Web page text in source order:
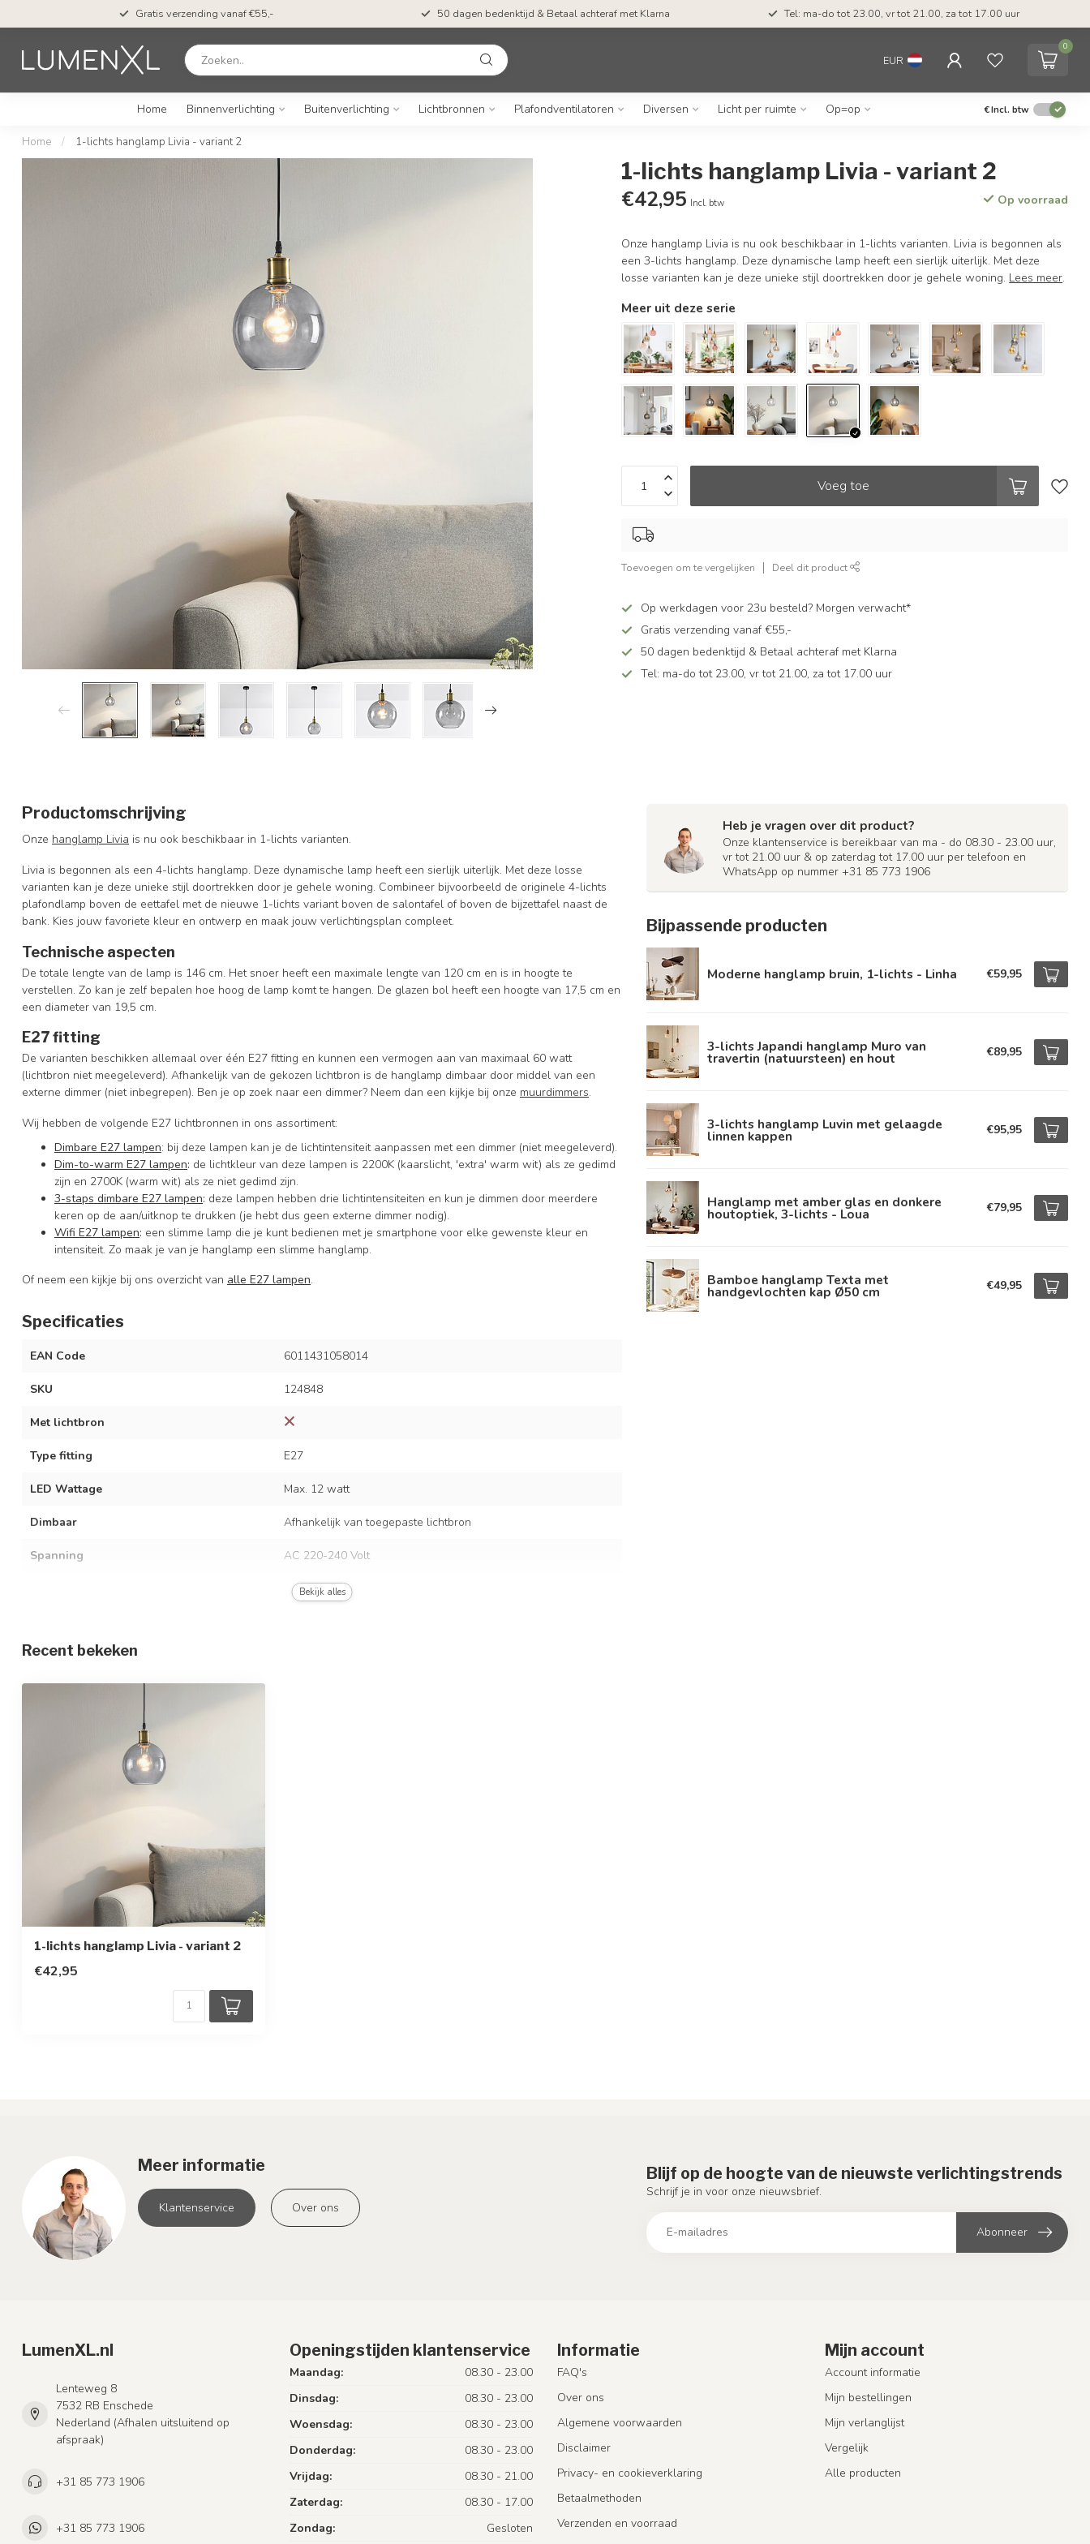
Gratis verzending vanaf €55,- 50 dagen bedenktijd & Betaal achteraf met Klarna Tel: ma-do tot 23.00, vr tot 21.00, za tot 17.00 uur
EUR
0
Home Binnenverlichting Buitenverlichting Lichtbronnen Plafondventilatoren Diversen Licht per ruimte Op=op €Incl. btw
Home / 1-lichts hanglamp Livia - variant 2
1-lichts hanglamp Livia - variant 2
€42,95 Incl. btw Op voorraad
Onze hanglamp Livia is nu ook beschikbaar in 1-lichts varianten. Livia is begonnen als
een 3-lichts hanglamp. Deze dynamische lamp heeft een sierlijk uiterlijk. Met deze
losse varianten kan je deze unieke stijl doortrekken door je gehele woning. Lees meer.
Meer uit deze serie
Voeg toe
Toevoegen om te vergelijken Deel dit product
Op werkdagen voor 23u besteld? Morgen verwacht*
Gratis verzending vanaf €55,-
50 dagen bedenktijd & Betaal achteraf met Klarna
Tel: ma-do tot 23.00, vr tot 21.00, za tot 17.00 uur
Productomschrijving
Onze hanglamp Livia is nu ook beschikbaar in 1-lichts varianten.
Livia is begonnen als een 4-lichts hanglamp. Deze dynamische lamp heeft een sierlijk uiterlijk. Met deze losse
varianten kan je deze unieke stijl doortrekken door je gehele woning. Combineer bijvoorbeeld de originele 4-lichts
plafondlamp boven de eettafel met de nieuwe 1-lichts variant boven de salontafel of boven de bijzettafel naast de
bank. Kies jouw favoriete kleur en ontwerp en maak jouw verlichtingsplan compleet.
Technische aspecten
De totale lengte van de lamp is 146 cm. Het snoer heeft een maximale lengte van 120 cm en is in hoogte te
verstellen. Zo kan je zelf bepalen hoe hoog de lamp komt te hangen. De glazen bol heeft een hoogte van 17,5 cm en
een diameter van 19,5 cm.
E27 fitting
De varianten beschikken allemaal over één E27 fitting en kunnen een vermogen aan van maximaal 60 watt
(lichtbron niet meegeleverd). Afhankelijk van de gekozen lichtbron is de hanglamp dimbaar door middel van een
externe dimmer (niet inbegrepen). Ben je op zoek naar een dimmer? Neem dan een kijkje bij onze muurdimmers.
Wij hebben de volgende E27 lichtbronnen in ons assortiment:
Dimbare E27 lampen: bij deze lampen kan je de lichtintensiteit aanpassen met een dimmer (niet meegeleverd).
Dim-to-warm E27 lampen: de lichtkleur van deze lampen is 2200K (kaarslicht, 'extra' warm wit) als ze gedimd
zijn en 2700K (warm wit) als ze niet gedimd zijn.
3-staps dimbare E27 lampen: deze lampen hebben drie lichtintensiteiten en kun je dimmen door meerdere
keren op de aan/uitknop te drukken (je hebt dus geen externe dimmer nodig).
Wifi E27 lampen: een slimme lamp die je kunt bedienen met je smartphone voor elke gewenste kleur en
intensiteit. Zo maak je van je hanglamp een slimme hanglamp.
Of neem een kijkje bij ons overzicht van alle E27 lampen.
Specificaties
EAN Code 6011431058014
SKU 124848
Met lichtbron
Type fitting E27
LED Wattage Max. 12 watt
Dimbaar Afhankelijk van toegepaste lichtbron
Spanning AC 220-240 Volt
50/60 Hz
Materiaal
In hoogte verstelbaar
Beschermingsgraad
Beschermingsklasse
Bekijk alles
Heb je vragen over dit product?
Onze klantenservice is bereikbaar van ma - do 08.30 - 23.00 uur,
vr tot 21.00 uur & op zaterdag tot 17.00 uur per telefoon en
WhatsApp op nummer +31 85 773 1906
Bijpassende producten
Moderne hanglamp bruin, 1-lichts - Linha €59,95
3-lichts Japandi hanglamp Muro van
travertin (natuursteen) en hout €89,95
3-lichts hanglamp Luvin met gelaagde
linnen kappen €95,95
Hanglamp met amber glas en donkere
houtoptiek, 3-lichts - Loua €79,95
Bamboe hanglamp Texta met
handgevlochten kap Ø50 cm €49,95
Recent bekeken
1-lichts hanglamp Livia - variant 2
€42,95
Meer informatie
Klantenservice Over ons
Blijf op de hoogte van de nieuwste verlichtingstrends
Schrijf je in voor onze nieuwsbrief.
Abonneer
LumenXL.nl
Lenteweg 8
7532 RB Enschede
Nederland (Afhalen uitsluitend op
afspraak)
+31 85 773 1906
+31 85 773 1906
Openingstijden klantenservice
Maandag:
08.30 - 23.00
Dinsdag:
08.30 - 23.00
Woensdag:
08.30 - 23.00
Donderdag:
08.30 - 23.00
Vrijdag:
08.30 - 21.00
Zaterdag:
08.30 - 17.00
Zondag:
Gesloten
Informatie
FAQ's
Over ons
Algemene voorwaarden
Disclaimer
Privacy- en cookieverklaring
Betaalmethoden
Verzenden en voorraad
Mijn account
Account informatie
Mijn bestellingen
Mijn verlanglijst
Vergelijk
Alle producten